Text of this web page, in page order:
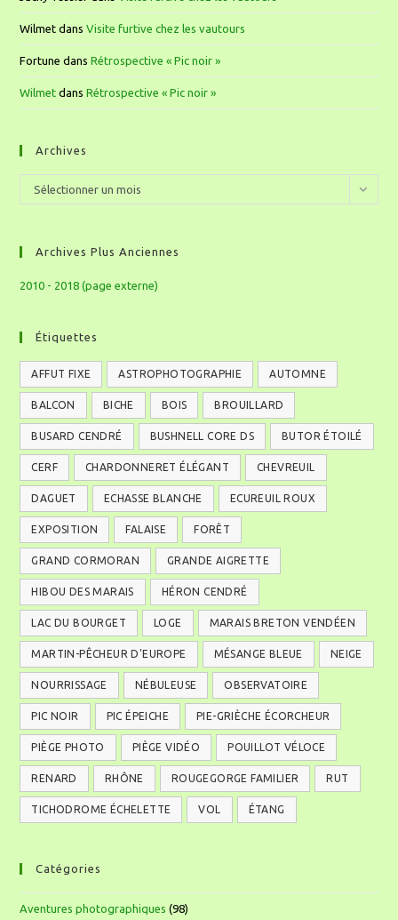
Wilmet dansVisite furtive chez les vautours
Fortune dansRétrospective « Pic noir »
Wilmet dansRétrospective « Pic noir »
Archives
Sélectionner un mois
Archives Plus Anciennes
2010 - 2018 (page externe)
Étiquettes
AFFUT FIXE ASTROPHOTOGRAPHIE AUTOMNE
BALCON BICHE BOIS BROUILLARD
BUSARD CENDRÉ BUSHNELL CORE DS BUTOR ÉTOILÉ
CERF CHARDONNERET ÉLÉGANT CHEVREUIL
DAGUET ECHASSE BLANCHE ECUREUIL ROUX
EXPOSITION FALAISE FORÊT
GRAND CORMORAN GRANDE AIGRETTE
HIBOU DES MARAIS HÉRON CENDRÉ
LAC DU BOURGET LOGE MARAIS BRETON VENDÉEN
MARTIN-PÊCHEUR D'EUROPE MÉSANGE BLEUE NEIGE
NOURRISSAGE NÉBULEUSE OBSERVATOIRE
PIC NOIR PIC ÉPEICHE PIE-GRIÈCHE ÉCORCHEUR
PIÈGE PHOTO PIÈGE VIDÉO POUILLOT VÉLOCE
RENARD RHÔNE ROUGEGORGE FAMILIER RUT
TICHODROME ÉCHELETTE VOL ÉTANG
Catégories
Aventures photographiques (98)